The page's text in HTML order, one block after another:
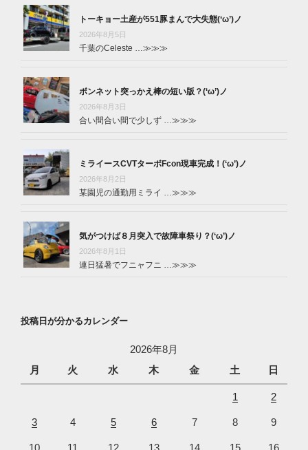
トーキョー土産が551豚まんで大失態(‘ω’)ノ
2026年8月5日
千葉のCeleste … ≫≫≫
ボンネット突っかえ棒の短い版？(‘ω’)ノ
2026年8月3日
合い間合い間で少しず … ≫≫≫
ミライースCVTターボFcon現車完成！(‘ω’)ノ
2026年8月2日
某園児の通勤用ミライ … ≫≫≫
気がつけば８月突入で故障車祭り？(‘ω’)ノ
2026年8月1日
連日猛暑でフニャフニ … ≫≫≫
投稿日が分かるカレンダー
2026年8月
月
火 水 木 金 土 日
1 2
3 4 5 6 7 8 9
10 11 12 13 14 15 16